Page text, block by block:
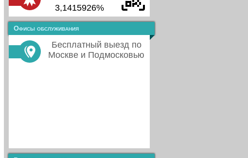
3,1415926%
Офисы обслуживания
Бесплатный выезд по
Москве и Подмосковью